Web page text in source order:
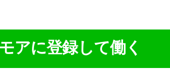
モアに登録して働く